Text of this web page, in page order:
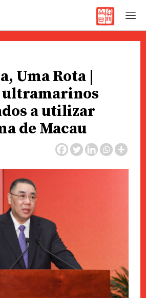
Uma Rota |
ultramarinos
a utilizar
de Macau